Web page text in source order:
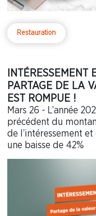
Restauration
INTÉRESSEMENT
PARTAGE DE LA
EST ROMPUE !
Mars 26 - L’année
précédent du
de l’intéressement
une baisse de 42%